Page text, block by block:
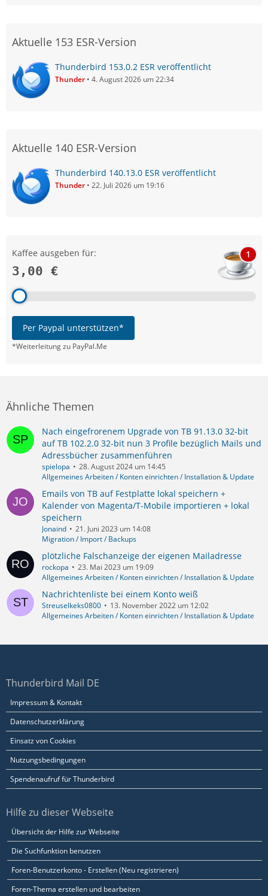
Aktuelle 153 ESR-Version
Thunderbird 153.0.2 ESR veröffentlicht
Thunder 4. August 2026 um 22:34
Aktuelle 140 ESR-Version
Thunderbird 140.13.0 ESR veröffentlicht
Thunder 22. Juli 2026 um 19:16
Kaffee ausgeben für:
3,00 €
1
Per Paypal unterstützen*
*Weiterleitung zu PayPal.Me
Ähnliche Themen
Nach eingefrorenem Upgrade von TB 91.13.0 32-bit
auf TB 102.2.0 32-bit nun 3 Profile bezüglich Mails und
Adressbücher zusammenführen
spielopa
28. August 2024 um 14:45
Allgemeines Arbeiten / Konten einrichten / Installation & Update
Emails von TB auf Festplatte lokal speichern +
Kalender von Magenta/T-Mobile importieren + lokal
speichern
Jonaind
21. Juni 2023 um 14:08
Migration / Import / Backups
plötzliche Falschanzeige der eigenen Mailadresse
rockopa
23. Mai 2023 um 19:09
Allgemeines Arbeiten / Konten einrichten / Installation & Update
Nachrichtenliste bei einem Konto weiß
Streuselkeks0800
13. November 2022 um 12:02
Allgemeines Arbeiten / Konten einrichten / Installation & Update
Thunderbird Mail DE
Impressum & Kontakt
Datenschutzerklärung
Einsatz von Cookies
Nutzungsbedingungen
Spendenaufruf für Thunderbird
Hilfe zu dieser Webseite
Übersicht der Hilfe zur Webseite
Die Suchfunktion benutzen
Foren-Benutzerkonto - Erstellen (Neu registrieren)
Foren-Thema erstellen und bearbeiten